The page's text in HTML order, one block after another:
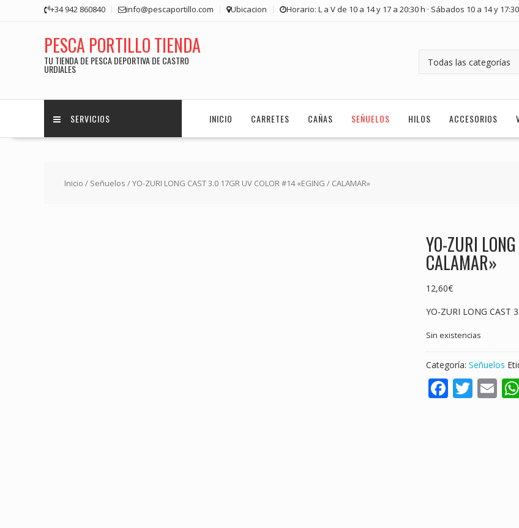
+34 942 860840 info@pescaportillo.com Ubicacion Horario: L a V de 10 a 14 y 17 a 20:30 h · Sábados 10 a 14 y
PESCA PORTILLO TIENDA
TU TIENDA DE PESCA DEPORTIVA DE CASTRO
URDIALES
SERVICIOS INICIO CARRETES CAÑAS SEÑUELOS HILOS ACCESORIOS
Inicio / Señuelos / YO-ZURI LONG CAST 3.0 17GR UV COLOR #14 «EGING / CALAMAR»
YO-ZURI
CALAMAR»
12,60€
YO-ZURI LONG CAST
Sin existencias
Categoría: Señuelos
F T E